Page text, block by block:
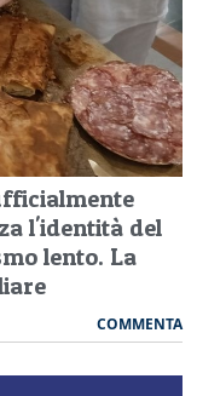
l'identità del
lento. La
COMMENTA